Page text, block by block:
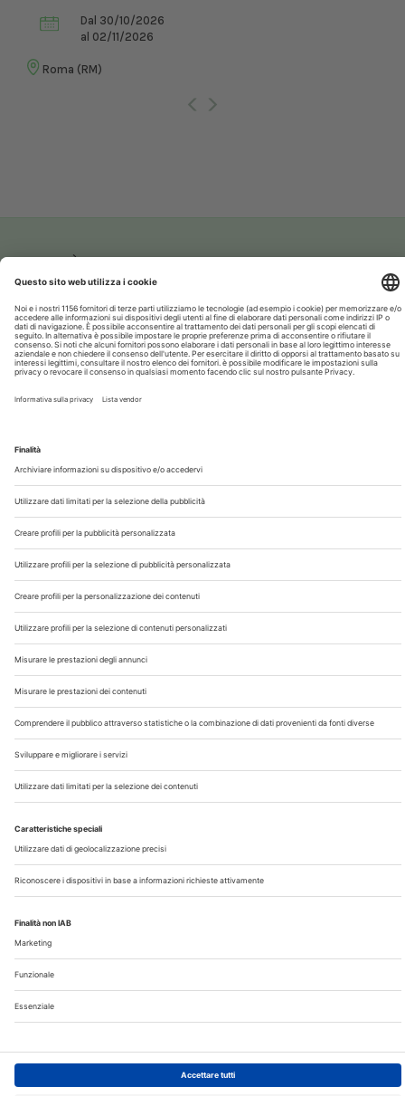
Dal 30/10/2026
al 02/11/2026
Roma (RM)
Chi Siamo
Contatti
Note Legali
Privacy
©2026 Edra S.p.a | www.edraspa.it | P.iva 08056040960
| Tel. 02/881841 | Sede legale: Viale Enrico Forlanini 21 -
Registrazione Tribunale di Milano n° 5578/2022 del
5/05/2022